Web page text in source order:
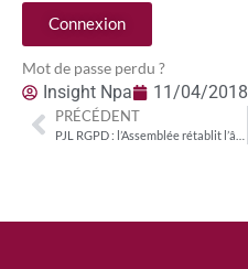
Connexion
Mot de passe perdu ?
Insight Npa 11/04/2018
PRÉCÉDENT